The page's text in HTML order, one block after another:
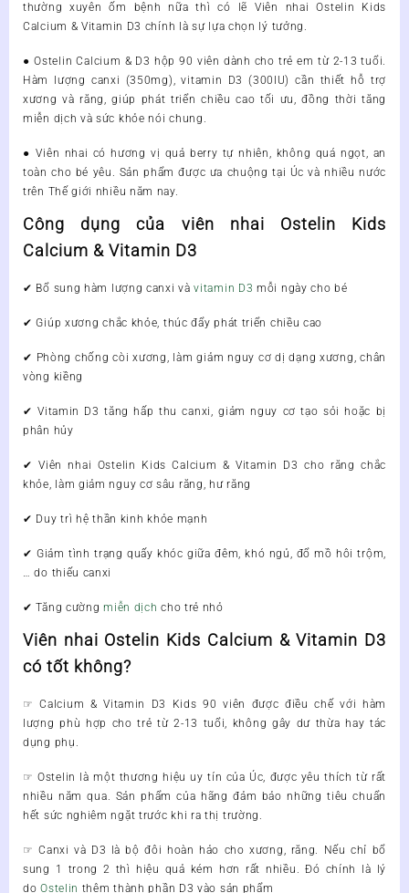
thường xuyên ốm bệnh nữa thì có lẽViên nhai Ostelin Kids
Calcium & Vitamin D3 chính là sự lựa chọn lý tưởng.
● Ostelin Calcium & D3 hộp 90 viên dành cho trẻ em từ 2-13 tuổi.
Hàm lượng canxi (350mg), vitamin D3 (300IU) cần thiết hỗ trợ
xương và răng, giúp phát triển chiều cao tối ưu, đồng thời tăng
miễn dịch và sức khỏe nói chung.
● Viên nhai có hương vị quả berry tự nhiên, không quá ngọt, an
toàn cho bé yêu. Sản phẩm được ưa chuộng tại Úc và nhiều nước
trên Thế giới nhiều năm nay.
Công dụng của viên nhai Ostelin Kids
Calcium & Vitamin D3
✔ Bổ sung hàm lượng canxi vàvitamin D3 mỗi ngày cho bé
✔Giúp xương chắc khỏe, thúc đẩy phát triển chiều cao
✔ Phòng chống còi xương, làm giảm nguy cơ dị dạng xương, chân
vòng kiềng
✔Vitamin D3 tăng hấp thu canxi, giảm nguy cơ tạo sỏi hoặc bị
phân hủy
✔Viên nhai Ostelin Kids Calcium & Vitamin D3 cho răng chắc
khỏe, làm giảm nguy cơ sâu răng, hư răng
✔ Duy trì hệ thần kinh khỏe mạnh
✔ Giảm tình trạng quấy khóc giữa đêm, khó ngủ, đổ mồ hôi trộm,
… do thiếu canxi
✔Tăng cườngmiễn dịch cho trẻ nhỏ
Viên nhai Ostelin Kids Calcium & Vitamin D3
có tốt không?
☞ Calcium & Vitamin D3
Kids 90 viên được điều chế với hàm
lượng phù hợp cho trẻ từ 2-13 tuổi, không gây dư thừa hay tác
dụng phụ.
☞Ostelin là một thương hiệu uy tín của Úc, được yêu thích từ rất
nhiều năm qua. Sản phẩm của hãng đảm bảo những tiêu chuẩn
hết sức nghiêm ngặt trước khi ra thị trường.
☞Canxi và D3 là bộ đôi hoàn hảo cho xương, răng. Nếu chỉ bổ
sung 1 trong 2 thì hiệu quả kém hơn rất nhiều. Đó chính là lý
doOstelin thêm thành phần D3 vào sản phẩm